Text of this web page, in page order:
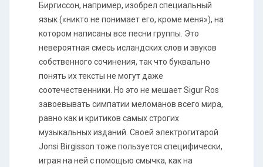
Биргиссон, например, изобрел специальный
язык («никто не понимает его, кроме меня»), на
котором написаны все песни группы. Это
невероятная смесь исландских слов и звуков
собственного сочинения, так что буквально
понять их тексты не могут даже
соотечественники. Но это не мешает Sigur Ros
завоевывать симпатии меломанов всего мира,
равно как и критиков самых строгих
музыкальных изданий. Своей электрогитарой
Jonsi Birgisson тоже пользуется специфически,
играя на ней с помощью смычка, как на